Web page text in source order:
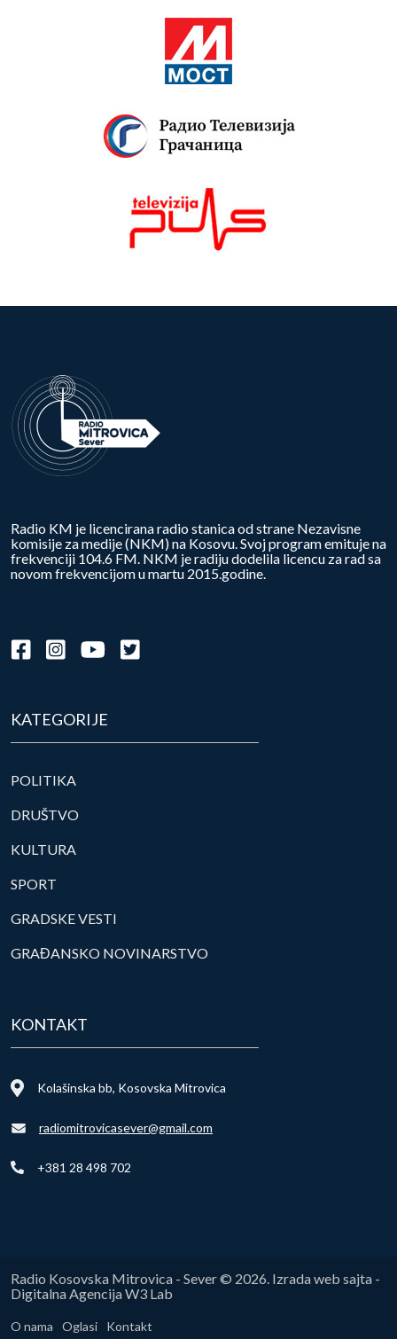
Radio KM je licencirana radio stanica od strane Nezavisne
komisije za medije (NKM) na Kosovu. Svoj program emituje na
frekvenciji 104.6 FM. NKM je radiju dodelila licencu za rad sa
novom frekvencijom u martu 2015.godine.
KATEGORIJE
POLITIKA
DRUŠTVO
KULTURA
SPORT
GRADSKE VESTI
GRAĐANSKO NOVINARSTVO
KONTAKT
Kolašinska bb, Kosovska Mitrovica
radiomitrovicasever@gmail.com
+381 28 498 702
Radio Kosovska Mitrovica - Sever © 2026. Izrada web sajta -
Digitalna Agencija W3 Lab
O nama Oglasi Kontakt